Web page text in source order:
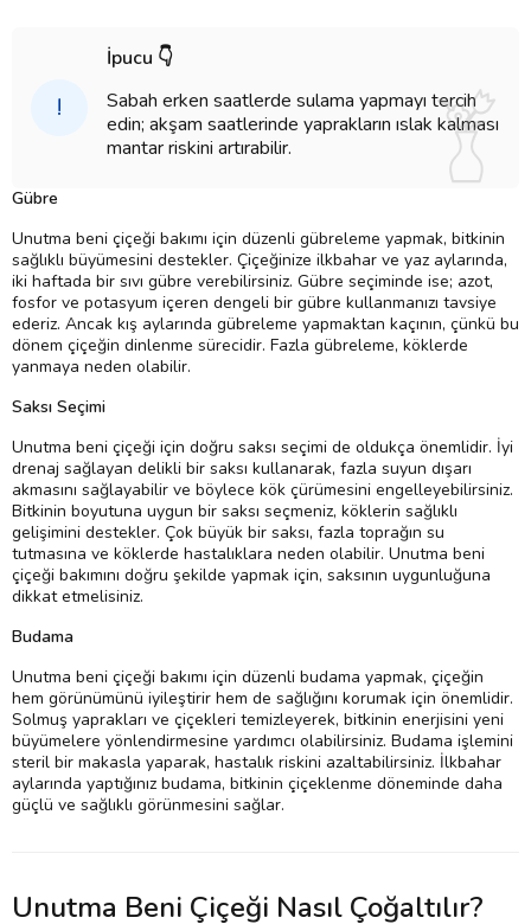
!
İpucu 👇
Sabah erken saatlerde sulama yapmayı tercih
edin; akşam saatlerinde yaprakların ıslak kalması
mantar riskini artırabilir.
Gübre
Unutma beni çiçeği bakımı için düzenli gübreleme yapmak, bitkinin
sağlıklı büyümesini destekler. Çiçeğinize ilkbahar ve yaz aylarında,
iki haftada bir sıvı gübre verebilirsiniz. Gübre seçiminde ise; azot,
fosfor ve potasyum içeren dengeli bir gübre kullanmanızı tavsiye
ederiz. Ancak kış aylarında gübreleme yapmaktan kaçının, çünkü bu
dönem çiçeğin dinlenme sürecidir. Fazla gübreleme, köklerde
yanmaya neden olabilir.
Saksı Seçimi
Unutma beni çiçeği için doğru saksı seçimi de oldukça önemlidir. İyi
drenaj sağlayan delikli bir saksı kullanarak, fazla suyun dışarı
akmasını sağlayabilir ve böylece kök çürümesini engelleyebilirsiniz.
Bitkinin boyutuna uygun bir saksı seçmeniz, köklerin sağlıklı
gelişimini destekler. Çok büyük bir saksı, fazla toprağın su
tutmasına ve köklerde hastalıklara neden olabilir. Unutma beni
çiçeği bakımını doğru şekilde yapmak için, saksının uygunluğuna
dikkat etmelisiniz.
Budama
Unutma beni çiçeği bakımı için düzenli budama yapmak, çiçeğin
hem görünümünü iyileştirir hem de sağlığını korumak için önemlidir.
Solmuş yaprakları ve çiçekleri temizleyerek, bitkinin enerjisini yeni
büyümelere yönlendirmesine yardımcı olabilirsiniz. Budama işlemini
steril bir makasla yaparak, hastalık riskini azaltabilirsiniz. İlkbahar
aylarında yaptığınız budama, bitkinin çiçeklenme döneminde daha
güçlü ve sağlıklı görünmesini sağlar.
Unutma Beni Çiçeği Nasıl Çoğaltılır?